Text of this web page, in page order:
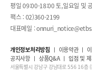
평일 09:00-18:00 토,일요일 및
팩스 : 02)360-2199
대표메일 :
개인정보처리방침 이용약관
공지사항
상품Q&A 입점 및
서울특별시 강남구 강남대로 556 16층